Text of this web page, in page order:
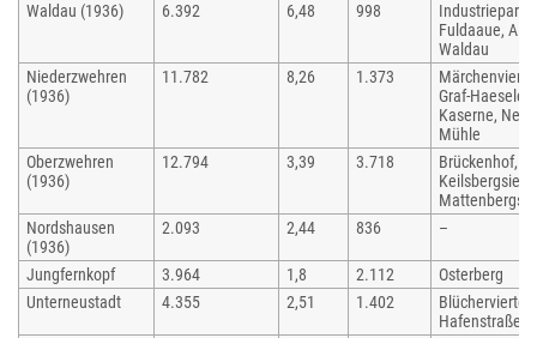
Waldau (1936)
6.392 6,48 998
Industriepark,
Fuldaaue, Alt-
Waldau
Niederzwehren
(1936)
11.782 8,26 1.373
Graf-Haeseler-
Kaserne, Neue
Mühle
Oberzwehren
(1936)
12.794 3,39 3.718
Brückenhof,
Nordshausen
(1936)
2.093 2,44 836 –
Jungfernkopf 3.964 1,8 2.112
Osterberg
Unterneustadt
4.355 2,51 1.402
Blücherviertel,
Hafenstraße